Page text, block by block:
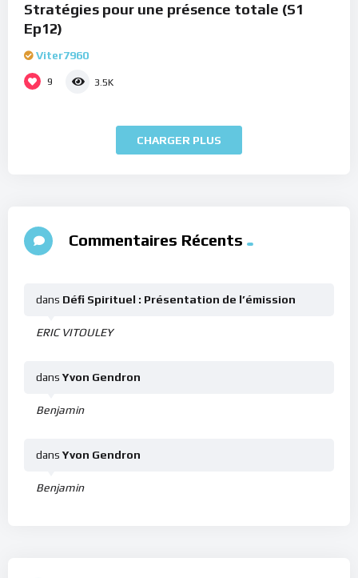
Stratégies pour une présence totale (S1
Ep12)
Viter7960
9 3.5K
CHARGER PLUS
Commentaires Récents
ERIC VITOULEY
dans Défi Spirituel : Présentation de l’émission
Benjamin
dans Yvon Gendron
Benjamin
dans Yvon Gendron